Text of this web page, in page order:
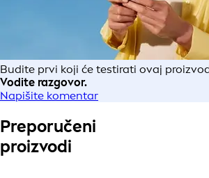
Budite prvi koji će testirati ovaj
Vodite razgovor.
Napišite komentar
Preporučeni
proizvodi